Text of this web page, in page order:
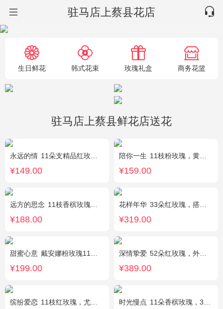
驻马店上蔡县花店
生日鲜花 韩式花束 玫瑰礼盒 商务花篮
驻马店上蔡县鲜花店送花
永远的情 11朵支精品红玫瑰，搭配适量满天星、栀子叶。
¥149.00
陪你一生 11枝粉玫瑰，黄莺、满天星间插。
¥159.00
远方的思念 11枝香槟玫瑰单独包装，绿叶丰满。
¥188.00
花样年华 33朵红玫瑰，搭配适量石竹梅外围。
¥319.00
甜蜜心意 戴安娜粉玫瑰11枝，浅紫勿忘我、尤加利搭配
¥199.00
深情挚爱 52朵红玫瑰，外围相思梅
¥389.00
缤纷爱恋 11枝红玫瑰，尤加利叶搭配 时光慢点 11朵香槟玫瑰，3朵向日葵，1个蓝色绣球，桔梗、绿叶搭配